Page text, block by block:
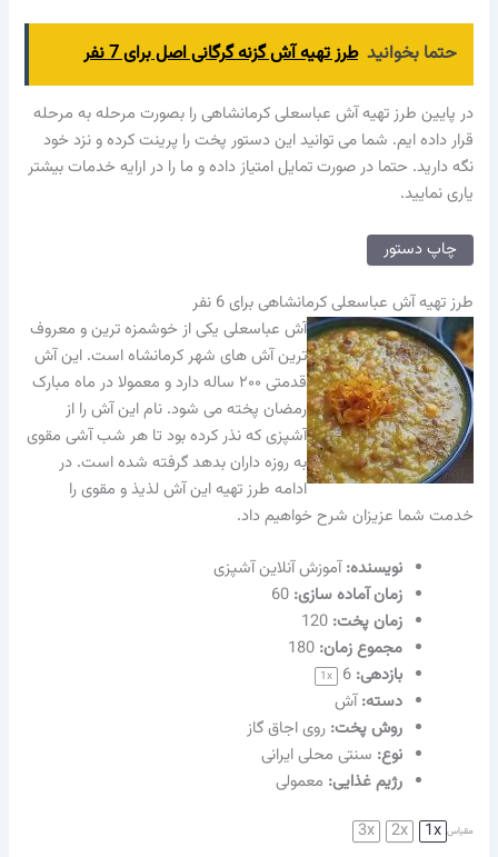
حتما بخوانید طرز تهیه آش گزنه گرگانی اصل برای 7 نفر
در پایین طرز تهیه آش عباسعلی کرمانشاهی را بصورت مرحله به مرحله
قرار داده ایم. شما می توانید این دستور پخت را پرینت کرده و نزد خود
نگه دارید. حتما در صورت تمایل امتیاز داده و ما را در ارایه خدمات بیشتر
یاری نمایید.
چاپ دستور
طرز تهیه آش عباسعلی کرمانشاهی برای 6 نفر
آش عباسعلی یکی از خوشمزه ترین و معروف
ترین آش های شهر کرمانشاه است. این آش
قدمتی ۲۰۰ ساله دارد و معمولا در ماه مبارک
رمضان پخته می شود. نام این آش را از
آشپزی که نذر کرده بود تا هر شب آشی مقوی
به روزه داران بدهد گرفته شده است. در
ادامه طرز تهیه این آش لذیذ و مقوی را
خدمت شما عزیزان شرح خواهیم داد.
نویسنده‌: آموزش آنلاین آشپزی
زمان آماده سازی: 60
زمان پخت: 120
مجموع زمان: 180
بازدهی: 6
1x
دسته: آش
روش پخت: روی اجاق گاز
نوع: سنتی محلی ایرانی
رژیم غذایی: معمولی
مقیاس 1x
2x
3x